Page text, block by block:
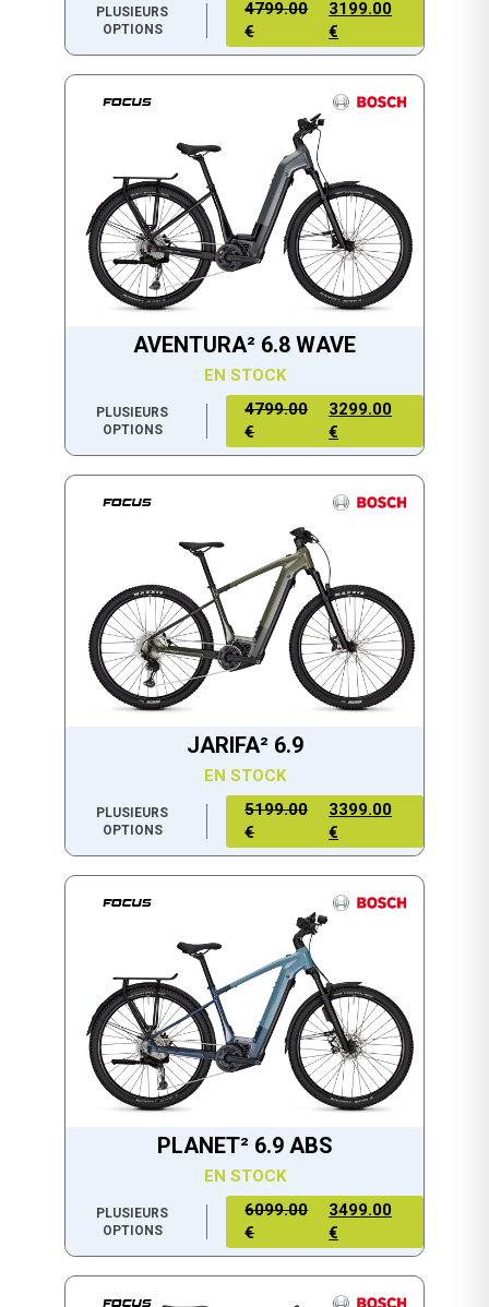
PLUSIEURS
OPTIONS
4799.00
€
3199.00
€
AVENTURA² 6.8 WAVE
EN STOCK
PLUSIEURS
OPTIONS
4799.00
€
3299.00
€
JARIFA² 6.9
EN STOCK
PLUSIEURS
OPTIONS
5199.00
€
3399.00
€
PLANET² 6.9 ABS
EN STOCK
PLUSIEURS
OPTIONS
6099.00
€
3499.00
€